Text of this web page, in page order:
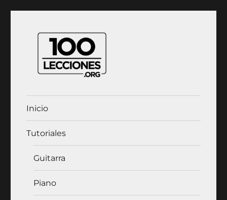
100Lecciones.Org
Inicio
Tutoriales
Guitarra
Piano